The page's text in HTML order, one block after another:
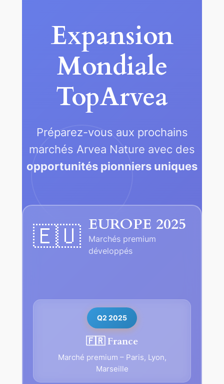
Expansion
Mondiale
TopArvea
Préparez-vous aux prochains
marchés Arvea Nature avec des
opportunités pionniers uniques
🇪🇺 EUROPE 2025
Marchés premium
développés
Q2 2025
🇫🇷 France
Marché premium – Paris, Lyon,
Marseille